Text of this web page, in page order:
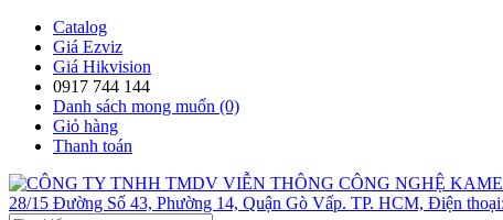
Catalog
Giá Ezviz
Giá Hikvision
0917 744 144
Danh sách mong muốn (0)
Giỏ hàng
Thanh toán